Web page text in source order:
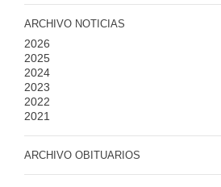
ARCHIVO NOTICIAS
2026
2025
2024
2023
2022
2021
ARCHIVO OBITUARIOS